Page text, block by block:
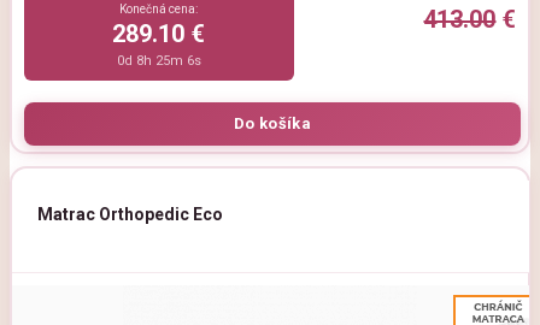
413.00€
Konečná cena:
289.10 €
0d 8h 25m 5s
Matrac Orthopedic Eco